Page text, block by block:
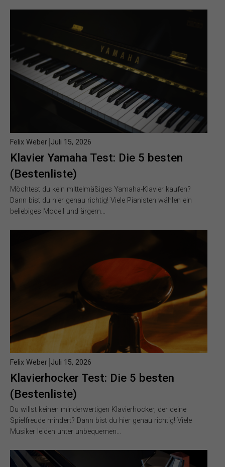
Klavier Yamaha Test: Die 5 besten
(Bestenliste)
Felix Weber Juli 15, 2026
Möchtest du kein mittelmäßiges Yamaha-Klavier kaufen?
Dann bist du hier genau richtig! Viele Pianisten wählen ein
beliebiges Modell und ärgern…
Klavierhocker Test: Die 5 besten
(Bestenliste)
Felix Weber Juli 15, 2026
Du willst keinen minderwertigen Klavierhocker, der deine
Spielfreude mindert? Dann bist du hier genau richtig! Viele
Musiker leiden unter unbequemen…